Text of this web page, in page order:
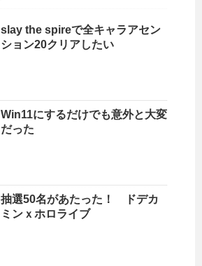
slay the spireで全キャラアセン
ション20クリアしたい
Win11にするだけでも意外と大変
だった
抽選50名があたった！ ドデカ
ミンｘホロライブ